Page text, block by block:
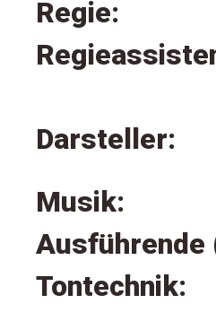
Regie:
Darsteller:
Musik:
Ausführende
Tontechnik: